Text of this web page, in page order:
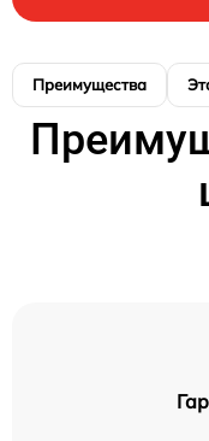
Преимущества